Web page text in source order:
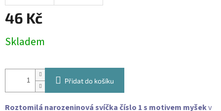
46 Kč
cena:
Skladem
Přidat do košíku
Roztomilá narozeninová svíčka číslo 1 s motivem myšekv